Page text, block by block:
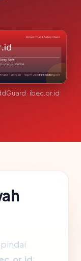
· ibec.or.id